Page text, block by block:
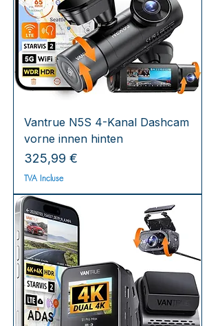
Vantrue N5S 4-Kanal Dashcam
vorne innen hinten
Prix
325,99 €
TVA Incluse